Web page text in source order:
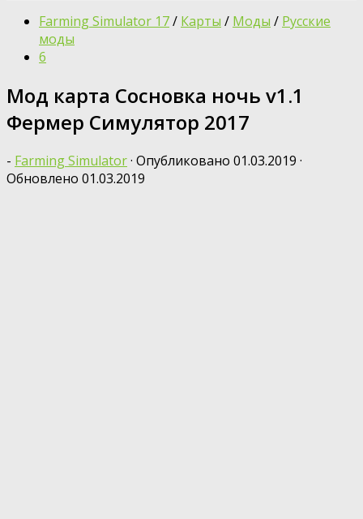
Farming Simulator 17/ Карты / Моды / Русские
моды
6
Мод карта Сосновка ночь v1.1
Фермер Симулятор 2017
- Farming Simulator· Опубликовано 01.03.2019 ·
Обновлено 01.03.2019